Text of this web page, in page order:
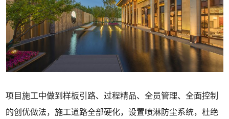
项目施工中做到样板引路、过程精品、全员管理、全面控制
的创优做法，施工道路全部硬化，设置喷淋防尘系统，杜绝